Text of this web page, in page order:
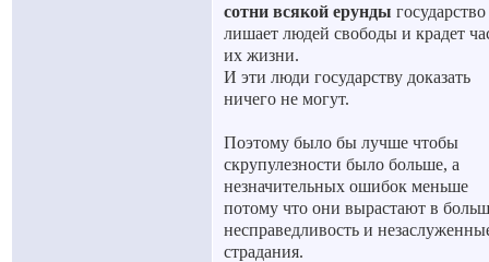
сотни всякой ерунды государство
лишает людей свободы и крадет
их жизни.
И эти люди государству доказать
ничего не могут.
Поэтому было бы лучше чтобы
скрупулезности было больше, а
незначительных ошибок меньше
потому что они вырастают в
несправедливость и
страдания.